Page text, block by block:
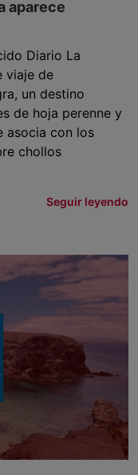
aparece
Diario La
viaje de
un destino
de hoja perenne y
asocia con los
chollos
Seguir leyendo